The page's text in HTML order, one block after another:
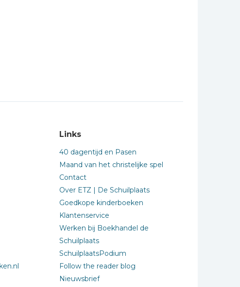
Links
40 dagentijd en Pasen
Maand van het christelijke spel
Contact
Over ETZ | De Schuilplaats
Goedkope kinderboeken
Klantenservice
Werken bij Boekhandel de
Schuilplaats
SchuilplaatsPodium
Follow the reader blog
Nieuwsbrief